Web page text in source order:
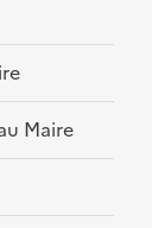
Maire